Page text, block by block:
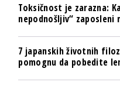
Toksičnost je zarazna:
nepodnošljiv“
7 japanskih životnih
pomognu da pobedite